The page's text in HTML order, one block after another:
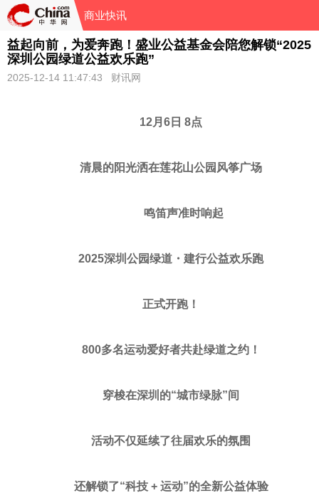
商业快讯
益起向前，为爱奔跑！盛业公益基金会陪您解锁“2025
深圳公园绿道公益欢乐跑”
2025-12-14 11:47:43 财讯网
12月 6 日 8点
清晨的阳光洒在莲花山公园风筝广场
鸣笛声准时响起
2025深圳公园绿道・建行公益欢乐跑
正式开跑！
800多名运动爱好者共赴绿道之约！
穿梭在深圳的“城市绿脉”间
活动不仅延续了往届欢乐的氛围
还解锁了“科技 + 运动”的全新公益体验